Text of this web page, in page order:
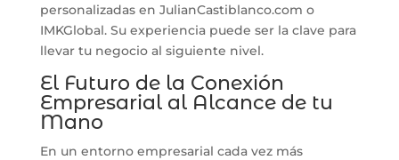
personalizadas en JulianCastiblanco.com o
IMKGlobal. Su experiencia puede ser la clave para
llevar tu negocio al siguiente nivel.
El Futuro de la Conexión
Empresarial al Alcance de tu
Mano
En un entorno empresarial cada vez más